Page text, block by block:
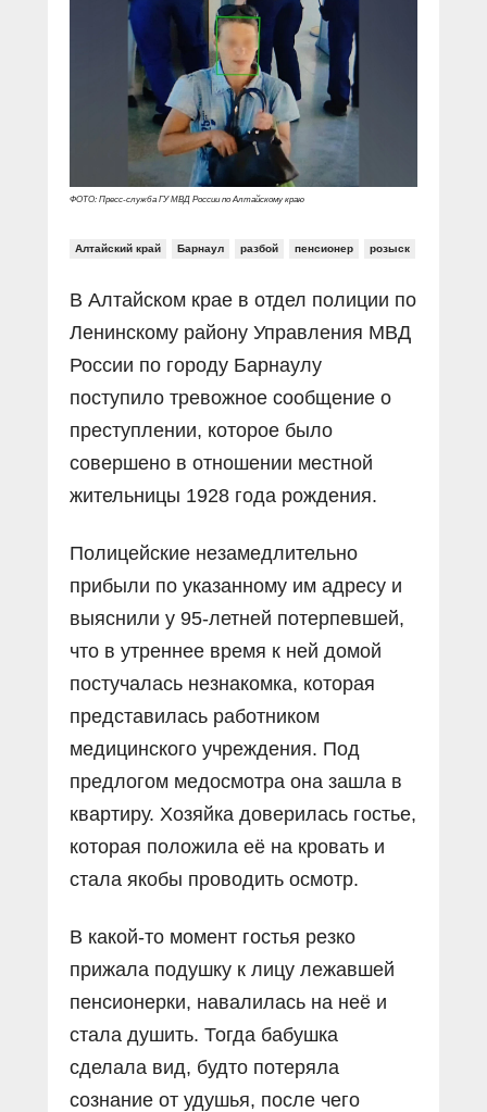
Социальные ролики
Документальные фильмы
Прямой разговор
В знании сила
Специальный репортаж
КиберПОСТОВОЙ
Газета «Щит и меч»
Журнал «Полиция России»
О ПОРТАЛЕ
Контакты
ФОТО: Пресс-служба ГУ МВД России по Алтайскому краю
Алтайский край Барнаул разбой пенсионер розыск
В Алтайском крае в отдел полиции по
Ленинскому району Управления МВД
России по городу Барнаулу
поступило тревожное сообщение о
преступлении, которое было
совершено в отношении местной
жительницы 1928 года рождения.
Полицейские незамедлительно
прибыли по указанному им адресу и
выяснили у 95-летней потерпевшей,
что в утреннее время к ней домой
постучалась незнакомка, которая
представилась работником
медицинского учреждения. Под
предлогом медосмотра она зашла в
квартиру. Хозяйка доверилась гостье,
которая положила её на кровать и
стала якобы проводить осмотр.
В какой-то момент гостья резко
прижала подушку к лицу лежавшей
пенсионерки, навалилась на неё и
стала душить. Тогда бабушка
сделала вид, будто потеряла
сознание от удушья, после чего